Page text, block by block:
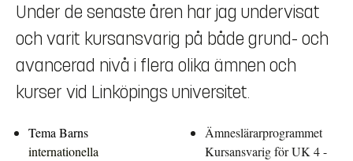
Under de senaste åren har jag undervisat
och varit kursansvarig på både grund- och
avancerad nivå i flera olika ämnen och
kurser vid Linköpings universitet.
Tema Barns
internationella
Ämneslärarprogrammet
Kursansvarig för UK 4 -